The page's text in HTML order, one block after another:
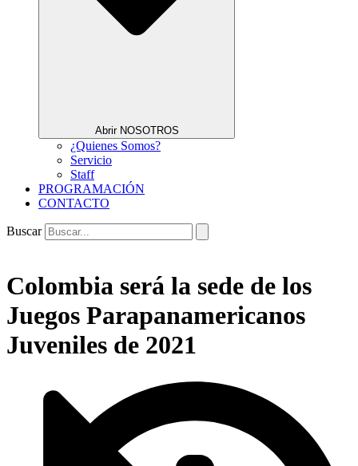
Abrir NOSOTROS
¿Quienes Somos?
Servicio
Staff
PROGRAMACIÓN
CONTACTO
Buscar
Colombia será la sede de los
Juegos Parapanamericanos
Juveniles de 2021